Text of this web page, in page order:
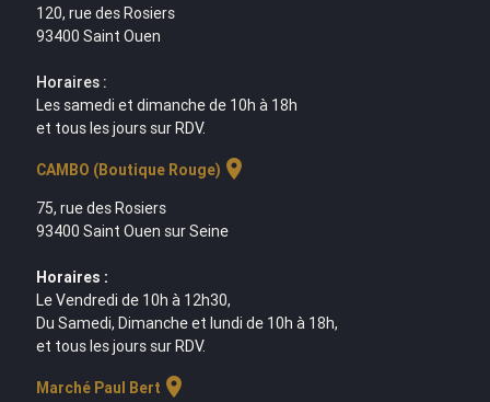
120, rue des Rosiers
93400 Saint Ouen
Horaires :
Les samedi et dimanche de 10h à 18h
et tous les jours sur RDV.
CAMBO (Boutique Rouge) location_on
75, rue des Rosiers
93400 Saint Ouen sur Seine
Horaires :
Le Vendredi de 10h à 12h30,
Du Samedi, Dimanche et lundi de 10h à 18h,
et tous les jours sur RDV.
Marché Paul Bert location_on